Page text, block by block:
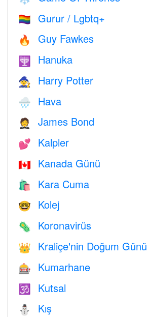
🏳️‍🌈 Gurur / Lgbtq+
🔥 Guy Fawkes
🕎 Hanuka
🧙 Harry Potter
🌧 Hava
🤵 James Bond
💕 Kalpler
🇨🇦 Kanada Günü
🛍 Kara Cuma
🤓 Kolej
🦠 Koronavirüs
👑 Kraliçe'nin Doğum Günü
🎰 Kumarhane
🕉 Kutsal
⛄ Kış